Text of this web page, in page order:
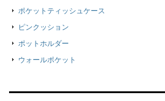
ポケットティッシュケース
ピンクッション
ポットホルダー
ウォールポケット